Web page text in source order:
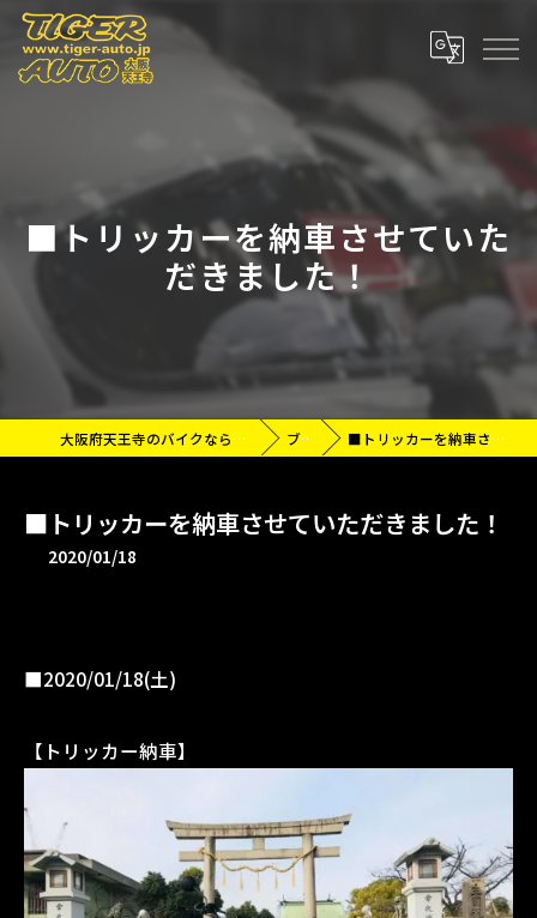
■トリッカーを納車させていた
だきました！
大阪府天王寺のバイクなら有限会社タイガーオート ブログ ■トリッカーを納車させていただきました！
■トリッカーを納車させていただきました！
2020/01/18
■2020/01/18(土)
【トリッカー納車】